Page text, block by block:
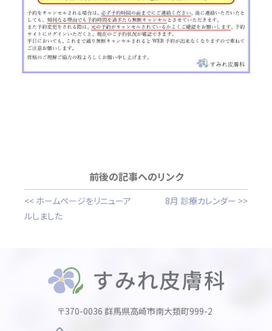
前後の記事へのリンク
<< ホームページをリニューア
ルしました
8月 診療カレンダー >>
〒370-0036 群馬県高崎市南大類町999-2